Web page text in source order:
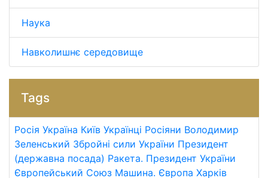
Наука
Навколишнє середовище
Tags
Росія Україна Київ Українці Росіяни Володимир
Зеленський Збройні сили України Президент
(державна посада) Ракета. Президент України
Європейський Союз Машина. Європа Харків